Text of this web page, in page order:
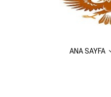
ANA SAYFA